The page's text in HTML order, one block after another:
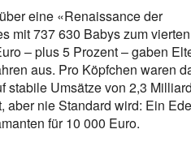
eine «Renaissance der
mit 737 630 Babys zum
– plus 5 Prozent – gaben
aus. Pro Köpfchen waren
stabile Umsätze von 2,3
aber nie Standard wird: Ein
für 10 000 Euro.